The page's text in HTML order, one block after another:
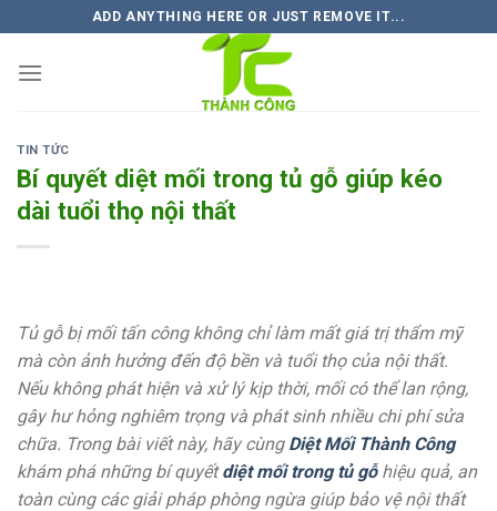
to
content
ADD ANYTHING HERE OR JUST REMOVE IT...
TIN TỨC
Bí quyết diệt mối trong tủ gỗ giúp kéo
dài tuổi thọ nội thất
Tủ gỗ bị mối tấn công không chỉ làm mất giá trị thẩm mỹ
mà còn ảnh hưởng đến độ bền và tuổi thọ của nội thất.
Nếu không phát hiện và xử lý kịp thời, mối có thể lan rộng,
gây hư hỏng nghiêm trọng và phát sinh nhiều chi phí sửa
chữa. Trong bài viết này, hãy cùng Diệt Mối Thành Công
khám phá những bí quyếtdiệt mối trong tủ gỗhiệu quả, an
toàn cùng các giải pháp phòng ngừa giúp bảo vệ nội thất